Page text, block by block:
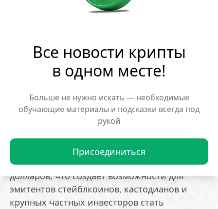
Все новости крипты
в одном месте!
Больше не нужно искать — необходимые
обучающие материалы и подсказки всегда под
рукой
Присоединиться
способствовать использованию
По словам Шрейдера, технологическое
преимущество Lightning Network через RailsX
открывает трейдерам доступ к глобальному
валютному рынку с ежедневным оборотом в
9,5 триллионов долларов, используя биткоин
в качестве базового актива. Он подчеркнул,
что система не ограничена
микротранзакциями и упрощает добавление
ликвидности для операций на миллиарды
долларов, что создает возможности для
эмитентов стейблкоинов, кастодианов и
крупных частных инвесторов стать